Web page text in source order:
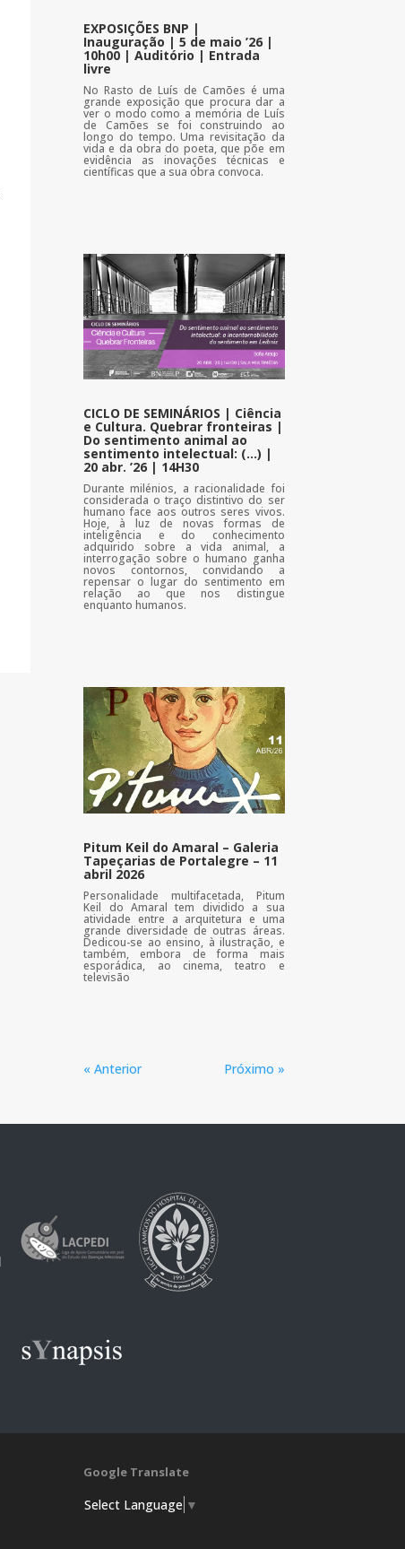
EXPOSIÇÕES BNP |
Inauguração | 5 de maio ’26 |
10h00 | Auditório | Entrada
livre
No Rasto de Luís de Camões é uma
grande exposição que procura dar a
ver o modo como a memória de Luís
de Camões se foi construindo ao
longo do tempo. Uma revisitação da
vida e da obra do poeta, que põe em
evidência as inovações técnicas e
científicas que a sua obra convoca.
CICLO DE SEMINÁRIOS | Ciência
e Cultura. Quebrar fronteiras |
Do sentimento animal ao
sentimento intelectual: (…) |
20 abr. ’26 | 14H30
Durante milénios, a racionalidade foi
considerada o traço distintivo do ser
humano face aos outros seres vivos.
Hoje, à luz de novas formas de
inteligência e do conhecimento
adquirido sobre a vida animal, a
interrogação sobre o humano ganha
novos contornos, convidando a
repensar o lugar do sentimento em
relação ao que nos distingue
enquanto humanos.
Pitum Keil do Amaral – Galeria
Tapeçarias de Portalegre – 11
abril 2026
Personalidade multifacetada, Pitum
Keil do Amaral tem dividido a sua
atividade entre a arquitetura e uma
grande diversidade de outras áreas.
Dedicou-se ao ensino, à ilustração, e
também, embora de forma mais
esporádica, ao cinema, teatro e
televisão
« Anterior Próximo »
Google Translate
Select Language ▼